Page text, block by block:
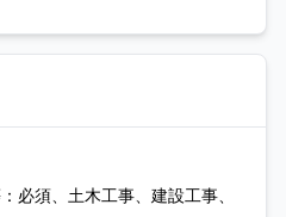
必須、土木工事、建設工事、